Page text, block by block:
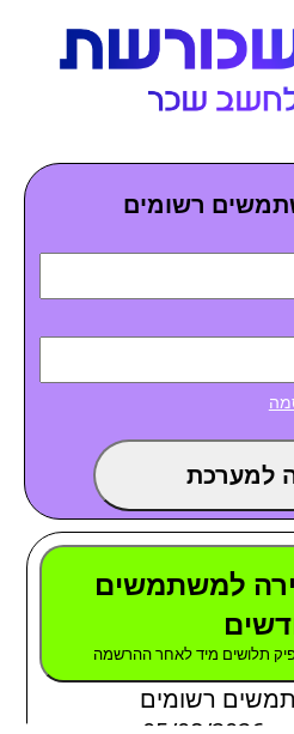
רשומים
למערכת
למשתמשים
תלושים מיד לאחר ההרשמה